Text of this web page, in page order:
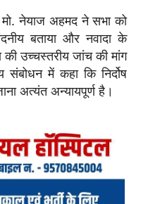
मो. नेयाज अहमद ने सभा को
बताया और नवादा के
उच्चस्तरीय जांच की मांग
में कहा कि निर्दोष
अत्यंत अन्यायपूर्ण है।